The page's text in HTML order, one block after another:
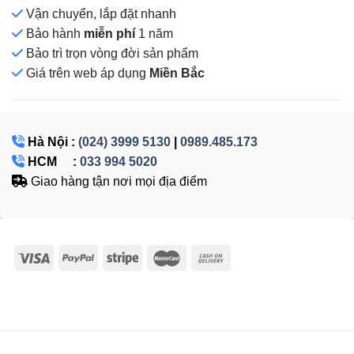
Vận chuyển, lắp đặt nhanh
Bảo hành miễn phí 1 năm
Bảo trì trọn vòng đời sản phẩm
Giá trên web áp dụng Miền Bắc
Hà Nội : (024) 3999 5130
0989.485.173
HCM : 033 994 5020
Giao hàng tận nơi mọi địa điểm